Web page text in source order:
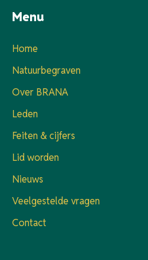
Menu
Home
Natuurbegraven
Over BRANA
Leden
Feiten & cijfers
Lid worden
Nieuws
Veelgestelde vragen
Contact